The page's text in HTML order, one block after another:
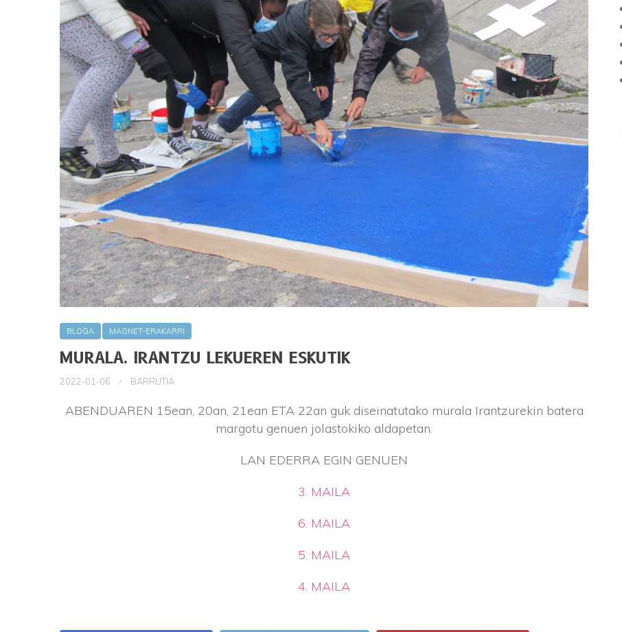
BLOGA MAGNET-ERAKARRI
MURALA. IRANTZU LEKUEREN ESKUTIK
2022-01-06 BARRUTIA
ABENDUAREN 15ean, 20an, 21ean ETA 22an guk diseinatutako murala Irantzurekin batera
margotu genuen jolastokiko aldapetan.
LAN EDERRA EGIN GENUEN
3. MAILA
6. MAILA
5. MAILA
4. MAILA